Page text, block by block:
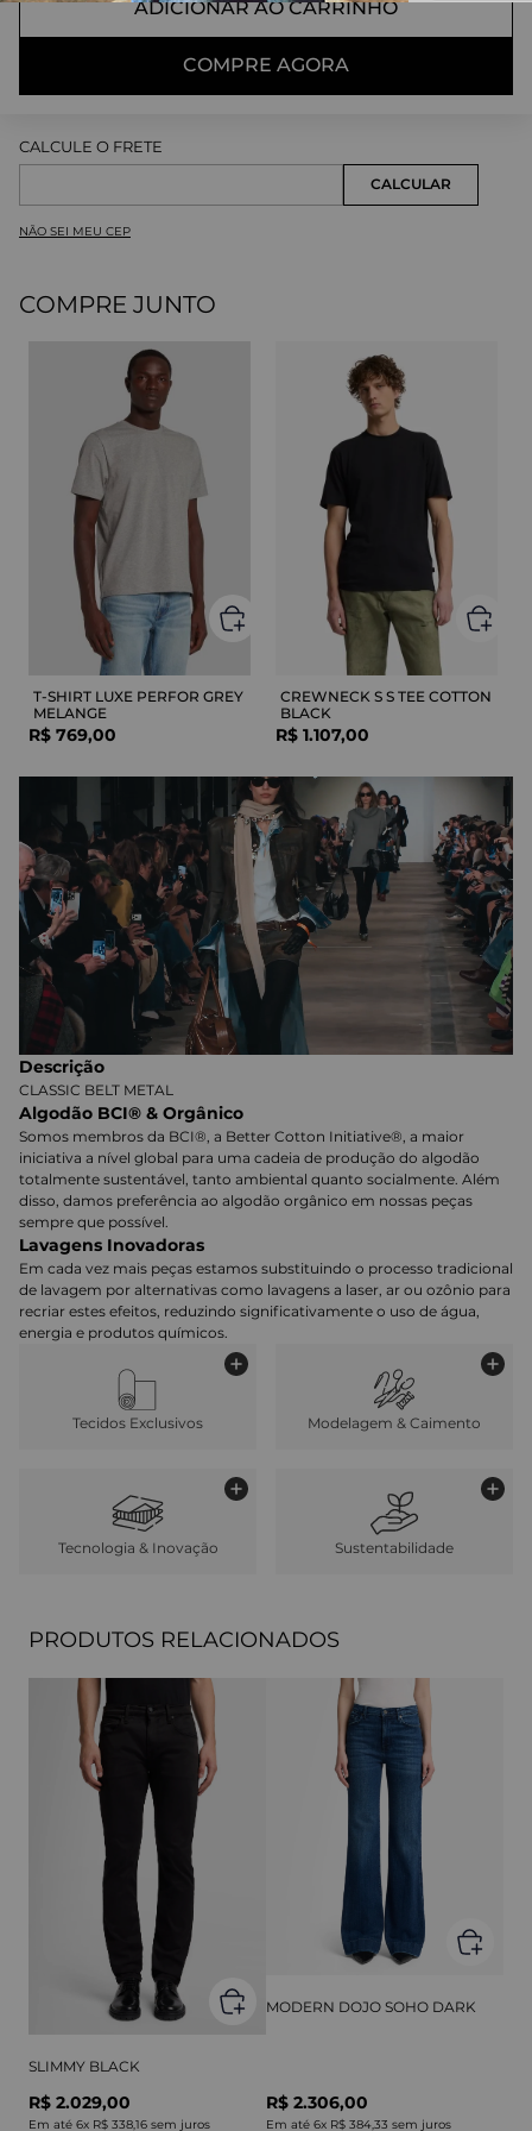
ADICIONAR AO CARRINHO
COMPRE AGORA
NÃO SEI MEU CEP
COMPRE JUNTO
T-SHIRT LUXE PERFOR GREY
MELANGE
R$ 769,00
CREWNECK S S TEE COTTON
BLACK
R$ 1.107,00
Descrição
CLASSIC BELT METAL
Algodão BCI® & Orgânico
Somos membros da BCI®, a Better Cotton Initiative®, a maior
iniciativa a nível global para uma cadeia de produção do algodão
totalmente sustentável, tanto ambiental quanto socialmente. Além
disso, damos preferência ao algodão orgânico em nossas peças
sempre que possível.
Lavagens Inovadoras
Em cada vez mais peças estamos substituindo o processo tradicional
de lavagem por alternativas como lavagens a laser, ar ou ozônio para
recriar estes efeitos, reduzindo significativamente o uso de água,
energia e produtos químicos.
Tecidos Exclusivos Modelagem & Caimento
Tecnologia & Inovação Sustentabilidade
PRODUTOS RELACIONADOS
SLIMMY BLACK
R$ 2.029,00
Em até 6x R$ 338,16 sem juros
MODERN DOJO SOHO DARK
R$ 2.306,00
Em até 6x R$ 384,33 sem juros